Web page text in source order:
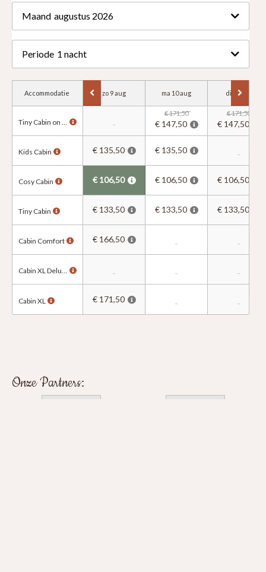
Maand augustus 2026
Periode 1 nacht
Accommodatie
Tiny Cabin on the hill
Kids Cabin
Cosy Cabin
Tiny Cabin
Cabin Comfort
Cabin XL Deluxe
Cabin XL
zo 9 aug ma 10 aug di 11 aug
-
€ 171,50
€ 147,50
€ 171,50
€ 147,50
€ 135,50 € 135,50 -
€ 106,50 € 106,50 € 106,50
€ 133,50 € 133,50 € 133,50
€ 166,50 - -
- - -
€ 171,50 - -
Onze Partners: